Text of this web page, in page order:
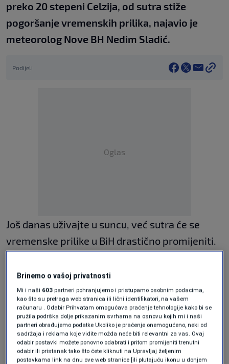
preko 20 stepeni Celzija, od sutra stiže
pogoršanje vremenskih prilika, najavio je
meteorolog Nove BH Nedim Sladić.
Podijeli
Oglas
Još danas uživajte u suncu, već sutra će se
vremenske prilike u BiH drastično promijeniti.
kreće pravo jesenje vrijeme.
Pad temepratura i padavine je nešto što nas
očekuje narednih dana, a naročito hladno biće
nakon četvrtka.
Brinemo o vašoj privatnosti
Mi i naši 603 partneri pohranjujemo i pristupamo osobnim podacima,
kao što su pretraga web stranica ili lični identifikatori, na vašem
računaru . Odabir Prihvatam omogućava praćenje tehnologije kako bi se
pružila podrška dolje prikazanim svrhama na osnovu kojih mi i naši
partneri obrađujemo podatke Ukoliko je praćenje onemogućeno, neki od
sadržaja i reklama koje vidite možda neće biti relevantni za vas. Ovaj
odabir postavki možete ponovno odabrati i pritom promijeniti trenutni
odabir ili pristanak tako što ćete kliknuti na Upravljaj željenim
postavkama link na dnu ove web stranice [ili plutajuću ikonu u donjem